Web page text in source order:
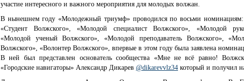
участие интересного и важного мероприятия для молодых волжан.
В нынешнем году «Молодежный триумф» проводился по восьми
«Студент Волжского», «Молодой специалист Волжского», «Молодой
«Молодой ученый Волжского», «Молодой преподаватель Волжского»,
Волжского», «Волонтер Волжского», впервые в этом году была заявлена
В ней был представлен основатель сообщества «Мне не всё равно!
«Городские навигаторы» Александр Дикарев @dikarevvlz34 который и получил